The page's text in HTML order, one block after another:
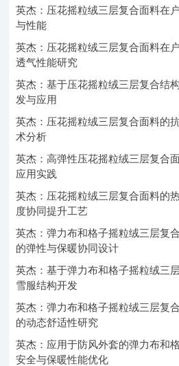
英杰：压花摇粒绒三层复合面料在
与性能
英杰：压花摇粒绒三层复合面料在
透气性能研究
英杰：基于压花摇粒绒三层复合结
发与应用
英杰：压花摇粒绒三层复合面料的
术分析
英杰：高弹性压花摇粒绒三层复合
应用实践
英杰：压花摇粒绒三层复合面料的
度协同提升工艺
英杰：弹力布和格子摇粒绒三层复
的弹性与保暖协同设计
英杰：基于弹力布和格子摇粒绒三
雪服结构开发
英杰：弹力布和格子摇粒绒三层复
的动态舒适性研究
英杰：应用于防风外套的弹力布和
安全与保暖性能优化